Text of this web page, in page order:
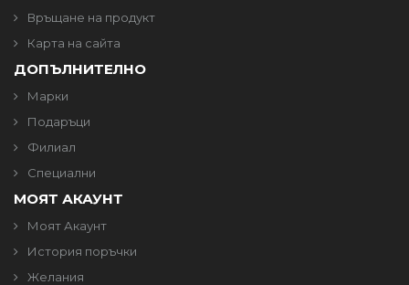
Връщане на продукт
Карта на сайта
ДОПЪЛНИТЕЛНО
Марки
Подаръци
Филиал
Специални
МОЯТ АКАУНТ
Моят Акаунт
История поръчки
Желания